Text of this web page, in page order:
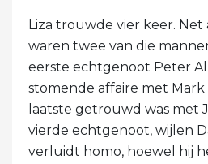
Liza trouwde vier keer. Net
waren twee van die
eerste echtgenoot Peter
stomende affaire met
laatste getrouwd was met
vierde echtgenoot, wijlen
verluidt homo, hoewel hij